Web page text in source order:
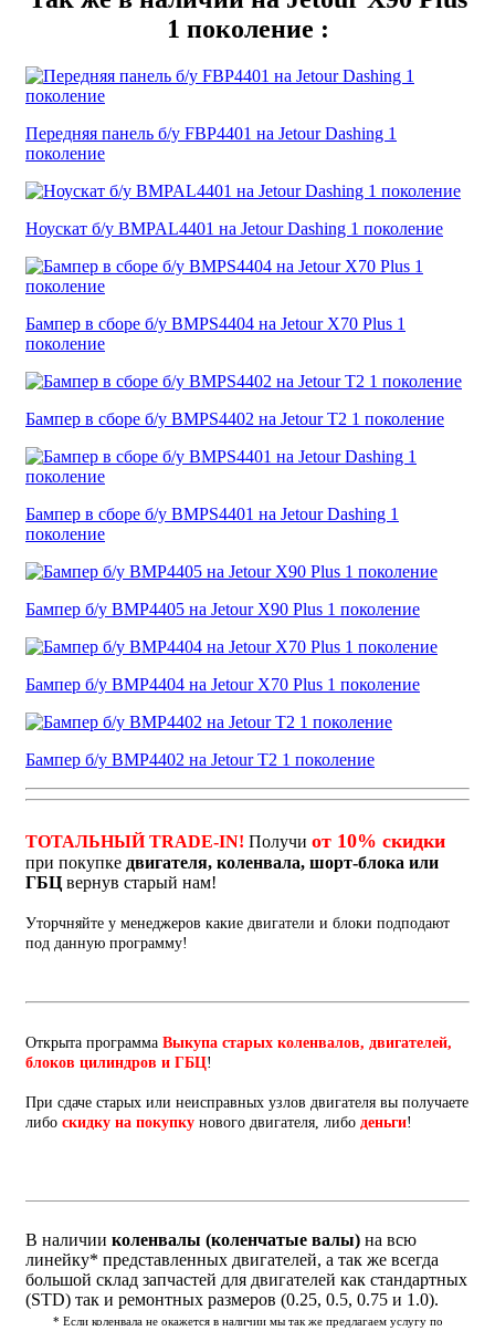
1 поколение :
Передняя панель б/у FBP4401 на Jetour Dashing 1
поколение
Ноускат б/у BMPAL4401 на Jetour Dashing 1 поколение
Бампер в сборе б/у BMPS4404 на Jetour X70 Plus 1
поколение
Бампер в сборе б/у BMPS4402 на Jetour T2 1 поколение
Бампер в сборе б/у BMPS4401 на Jetour Dashing 1
поколение
Бампер б/у BMP4405 на Jetour X90 Plus 1 поколение
Бампер б/у BMP4404 на Jetour X70 Plus 1 поколение
Бампер б/у BMP4402 на Jetour T2 1 поколение
ТОТАЛЬНЫЙ TRADE-IN! Получи от 10% скидки
при покупке двигателя, коленвала, шорт-блока или
ГБЦ вернув старый нам!
Уторчняйте у менеджеров какие двигатели и блоки подподают
под данную программу!
Открыта программа Выкупа старых коленвалов, двигателей,
блоков цилиндров и ГБЦ!
При сдаче старых или неисправных узлов двигателя вы получаете
либо скидку на покупку нового двигателя, либо деньги!
В наличии коленвалы (коленчатые валы) на всю
линейку* представленных двигателей, а так же всегда
большой склад запчастей для двигателей как стандартных
(STD) так и ремонтных размеров (0.25, 0.5, 0.75 и 1.0).
* Если коленвала не окажется в наличии мы так же предлагаем услугу по